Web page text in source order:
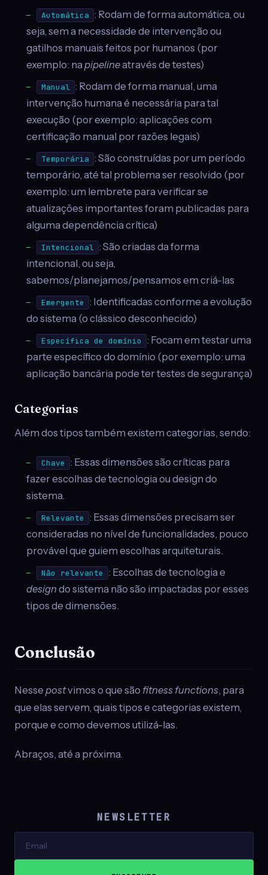
Automática : Rodam de forma automática, ou
seja, sem a necessidade de intervenção ou
gatilhos manuais feitos por humanos (por
exemplo: napipelineatravés de testes)
Manual : Rodam de forma manual, uma
intervenção humana é necessária para tal
execução (por exemplo: aplicações com
certificação manual por razões legais)
Temporária : São construídas por um período
temporário, até tal problema ser resolvido (por
exemplo: um lembrete para verificar se
atualizações importantes foram publicadas para
alguma dependência crítica)
Intencional : São criadas da forma
intencional, ou seja,
sabemos/planejamos/pensamos em criá-las
Emergente
: Identificadas conforme a evolução
do sistema (o clássico desconhecido)
Específica de domínio
: Focam em testar uma
parte específico do domínio (por exemplo: uma
aplicação bancária pode ter testes de segurança)
Categorias
Além dos tipos também existem categorias, sendo:
Chave
: Essas dimensões são críticas para
fazer escolhas de tecnologia ou design do
sistema.
Relevante
: Essas dimensões precisam ser
consideradas no nível de funcionalidades, pouco
provável que guiem escolhas arquiteturais.
Não relevante
: Escolhas de tecnologia e
design do sistema não são impactadas por esses
tipos de dimensões.
Conclusão
Nesse postvimos o que são fitness functions, para
que elas servem, quais tipos e categorias existem,
porque e como devemos utilizá-las.
Abraços, até a próxima.
NEWSLETTER